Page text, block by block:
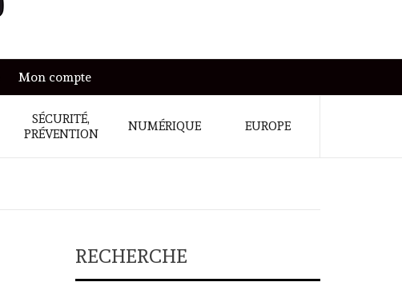
Mon compte
SÉCURITÉ,
PRÉVENTION
NUMÉRIQUE EUROPE
RECHERCHE